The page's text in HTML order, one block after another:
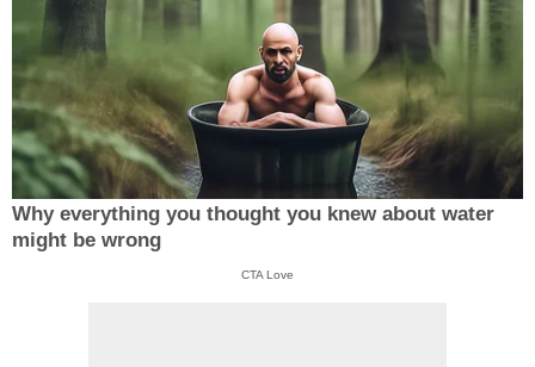
Why everything you thought you knew about water
might be wrong
CTA Love